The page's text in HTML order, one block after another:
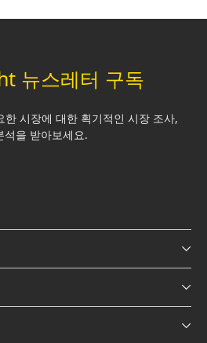
뉴스레터 구독
시장에 대한 획기적인 시장 조사,
을 받아보세요.